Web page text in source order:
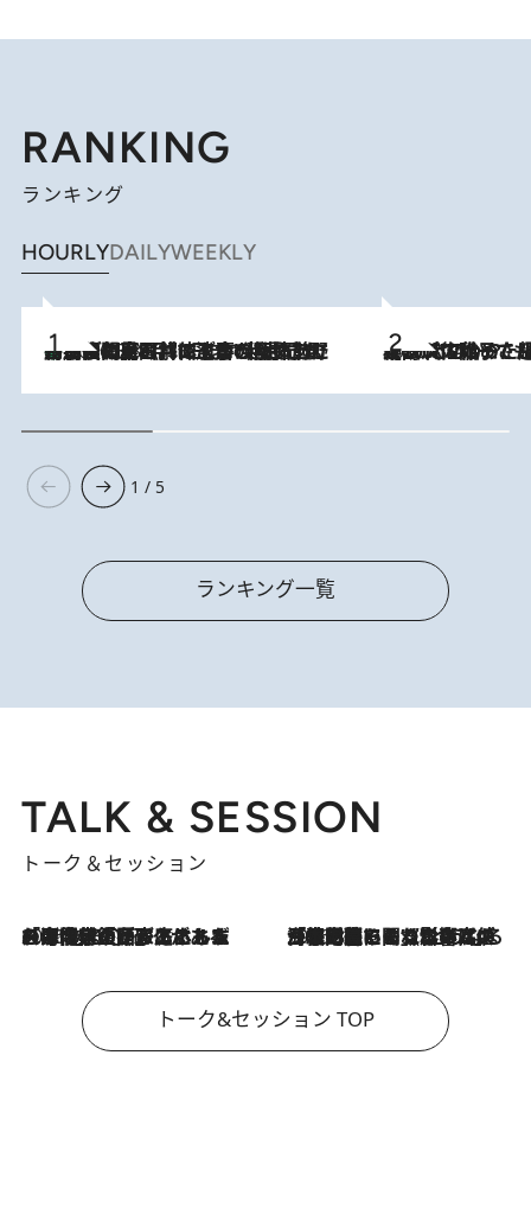
RANKING
ランキング
HOURLYDAILYWEEKLY
2026.8.8
「最後に見られてよかった」上野動物園の東園パンダ舎が解体前に特別公開。8月16日まで延長されたパネル展と共に辿る“半世紀”のパンダ飼育《解体工事の図面あり》 2026.8.5
【阿川佐和子さんの年とる力】なぜ70代で始めた趣味は“こんなに楽しい”のか？ ピアノ、俳句…スランプに陥っても続けられる“ある秘訣”とは
1 / 5
ランキング一覧
TALK & SESSION
トーク＆セッション
2026.8.3
「今後値上げがあるとすれば…」「リスクがあるのは今年の冬」エネルギー専門家が語る、ホルムズ海峡封鎖が家庭にもたらす“ある心配” 2026.8.3
「住宅建てられない…」「サーチャージ料の高値が続いている」ホルムズ海峡封鎖による影響はいつまで続く？《エネルギー専門家に聞く“どうなる日本の暮らし”》
トーク&セッション TOP